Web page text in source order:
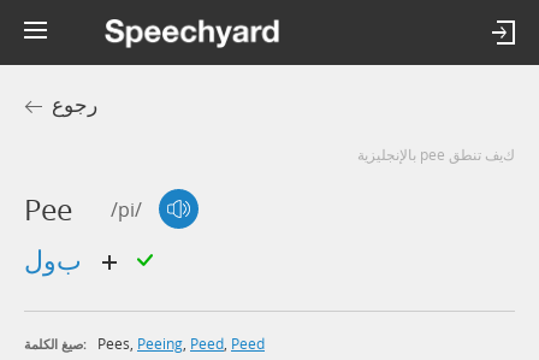
رجوع
كيف تنطق pee بالإنجليزية
Pee /pi/
صيغ الكلمة: Pees, Peeing, Peed, Peed